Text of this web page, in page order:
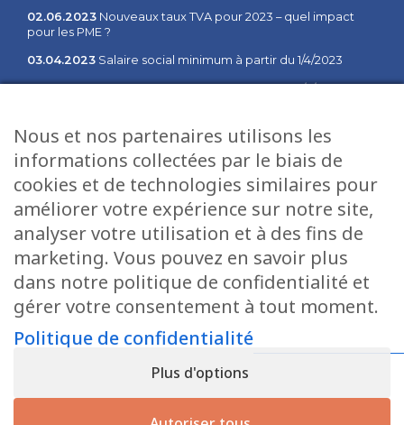
02.06.2023Nouveaux taux TVA pour 2023 – quel impact
pour les PME ?
03.04.2023Salaire social minimum à partir du 1/4/2023
02.02.2023Salaire social minimum à partir du 1/2/2023
janvier 2023
Plan du site
Accueil
Direction
Offres d’emploi
Actualités
Contact
Services
Fiduciaire
Informatique
Gestion
Tax Services
Nous et nos partenaires utilisons les
informations collectées par le biais de
cookies et de technologies similaires pour
améliorer votre expérience sur notre site,
analyser votre utilisation et à des fins de
marketing. Vous pouvez en savoir plus
dans notre politique de confidentialité et
gérer votre consentement à tout moment.
Politique de confidentialité
Plus d'options